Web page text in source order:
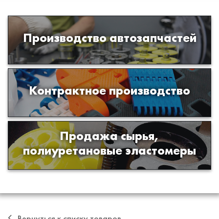
Производство автозапчастей
Разработка и производство деталей
из эластомеров для подвески
автомобиля
Контрактное производство
Производство изделий из пластиков
и полимеров по образцам либо
чертежам заказчика
Продажа сырья,
полиуретановые эластомеры
Продажа сырья для производства
изделий из полиуретана